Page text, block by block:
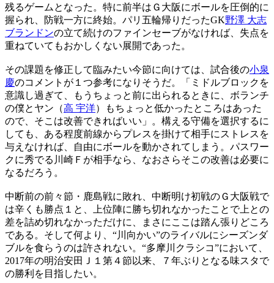
残るゲームとなった。特に前半はＧ大阪にボールを圧倒的に
握られ、防戦一方に終始。パリ五輪帰りだったGK野澤 大志
ブランドンの立て続けのファインセーブがなければ、失点を
重ねていてもおかしくない展開であった。
その課題を修正して臨みたい今節に向けては、試合後の小泉
慶のコメントが１つ参考になりそうだ。「ミドルブロックを
意識し過ぎて、もうちょっと前に出られるときに、ボランチ
の僕とヤン（高 宇洋）もちょっと低かったところはあった
ので、そこは改善できればいい」。構える守備を選択するに
しても、ある程度前線からプレスを掛けて相手にストレスを
与えなければ、自由にボールを動かされてしまう。パスワー
クに秀でる川崎Ｆが相手なら、なおさらそこの改善は必要に
なるだろう。
中断前の前々節・鹿島戦に敗れ、中断明け初戦のＧ大阪戦で
は辛くも勝点１と、上位陣に勝ち切れなかったことで上との
差を詰め切れなかっただけに、まさにここは踏ん張りどころ
である。そして何より、“川向かい”のライバルにシーズンダ
ブルを食らうのは許されない。“多摩川クラシコ”において、
2017年の明治安田Ｊ１第４節以来、７年ぶりとなる味スタで
の勝利を目指したい。